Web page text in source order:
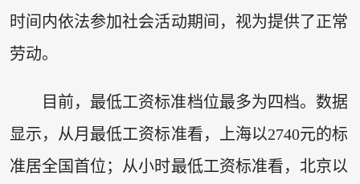
时间内依法参加社会活动期间，视为提供了正常
劳动。
目前，最低工资标准档位最多为四档。数据
显示，从月最低工资标准看，上海以2740元的标
准居全国首位；从小时最低工资标准看，北京以